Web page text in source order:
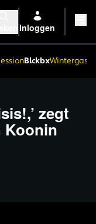
Inloggen
Blckbx
zegt
Koonin